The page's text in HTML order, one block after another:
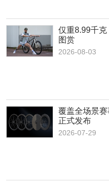
仅重8.99千
图赏
2026-08-03
覆盖全场景
正式发布
2026-07-29